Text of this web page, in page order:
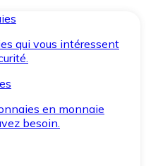
qui vous intéressent
en monnaie
besoin.